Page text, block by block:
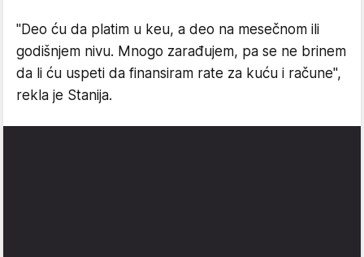
"Deo ću da platim u keu, a deo na mesečnom ili
godišnjem nivu. Mnogo zarađujem, pa se ne brinem
da li ću uspeti da finansiram rate za kuću i račune",
rekla je Stanija.